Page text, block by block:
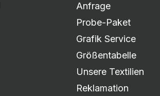
Anfrage
Probe-Paket
Grafik Service
Größentabelle
Unsere Textilien
Reklamation